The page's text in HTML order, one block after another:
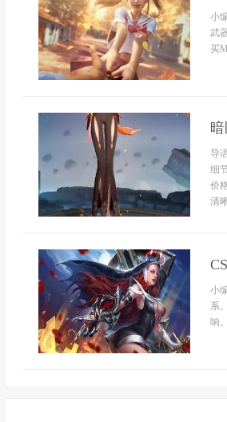
小
武
买
导
细
价
清
小
系
响